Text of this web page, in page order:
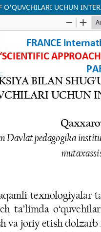
O'QUVCHILARI UCHUN